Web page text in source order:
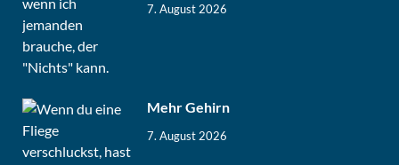
7. August 2026
Mehr Gehirn
7. August 2026